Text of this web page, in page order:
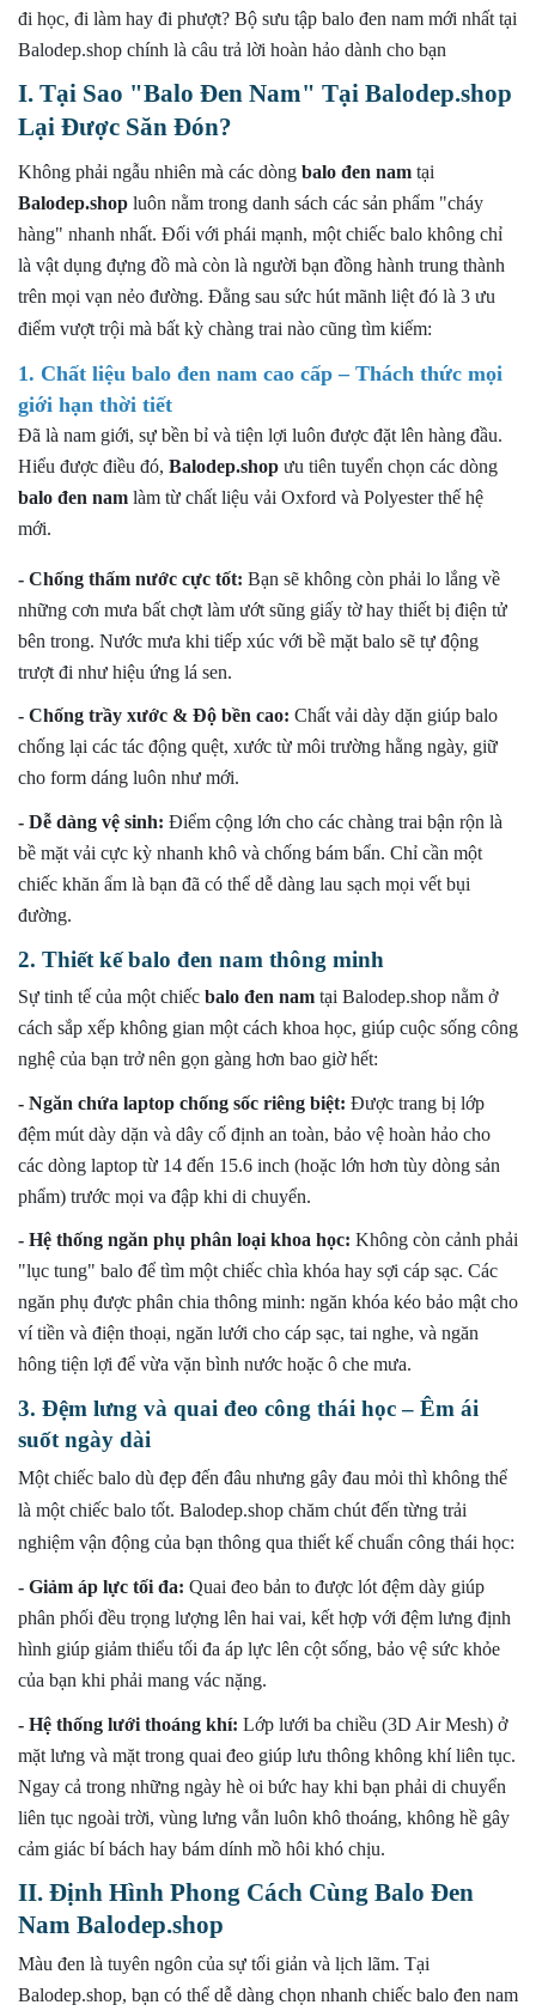
3. Đệm lưng và quai đeo công thái học – Êm ái suốt
không thể là một chiếc balo tốt. Balodep.shop chăm
chút đến từng trải nghiệm vận động của bạn thông qua
thiết kế chuẩn công thái học:
II. Định Hình Phong Cách Cùng Balo Đen Nam
Balodep.shop
III. Điểm Danh Các Mẫu Balo Đen Nam "Hot Trend" Bán
Chạy Nhất Tại Balodep.shop
1. Balo Laptop Cao Cấp Xbags Prime X XB2009
2. Balo Du Lịch Xbags DarkBear XB1202
3. Balo Du Lịch Loại Lớn Xbags Travel Đen XB 1002
4. Balo Du Lịch Phượt Cá Tính Xbags Hike XB 1003
IV. Uy Tín Và Cam Kết Vàng Từ Thương Hiệu
Balodep.shop
1. Chất lượng chuẩn mực – Tinh tế đến từng chi tiết nhỏ
V. Đặt Balo Đen Nam Ngay Để Nhận Ưu Đãi Khủng!
+ Mua lẻ hoặc làm Nhà phân phối/Đại lý bán hàng nhãn
hiệu TN Bags & Xbags:
[Hỗ trợ in Logo/thông tin khách hàng lên Sản phẩm chỉ từ
5 cái]
+ May Balo–Túi xách–Đồng phục theo yêu cầu:
đi học, đi làm hay đi phượt? Bộ sưu tập balo đen nam mới nhất tại
Balodep.shop chính là câu trả lời hoàn hảo dành cho bạn
I. Tại Sao "Balo Đen Nam" Tại Balodep.shop
Lại Được Săn Đón?
Không phải ngẫu nhiên mà các dòng balo đen nam tại
Balodep.shop luôn nằm trong danh sách các sản phẩm "cháy
hàng" nhanh nhất. Đối với phái mạnh, một chiếc balo không chỉ
là vật dụng đựng đồ mà còn là người bạn đồng hành trung thành
trên mọi vạn nẻo đường. Đằng sau sức hút mãnh liệt đó là 3 ưu
điểm vượt trội mà bất kỳ chàng trai nào cũng tìm kiếm:
1. Chất liệu balo đen nam cao cấp – Thách thức mọi
giới hạn thời tiết
Đã là nam giới, sự bền bỉ và tiện lợi luôn được đặt lên hàng đầu.
Hiểu được điều đó, Balodep.shop ưu tiên tuyển chọn các dòng
balo đen nam làm từ chất liệu vải Oxford và Polyester thế hệ
mới.
- Chống thấm nước cực tốt: Bạn sẽ không còn phải lo lắng về
những cơn mưa bất chợt làm ướt sũng giấy tờ hay thiết bị điện tử
bên trong. Nước mưa khi tiếp xúc với bề mặt balo sẽ tự động
trượt đi như hiệu ứng lá sen.
- Chống trầy xước & Độ bền cao: Chất vải dày dặn giúp balo
chống lại các tác động quệt, xước từ môi trường hằng ngày, giữ
cho form dáng luôn như mới.
- Dễ dàng vệ sinh: Điểm cộng lớn cho các chàng trai bận rộn là
bề mặt vải cực kỳ nhanh khô và chống bám bẩn. Chỉ cần một
chiếc khăn ẩm là bạn đã có thể dễ dàng lau sạch mọi vết bụi
đường.
2. Thiết kế balo đen nam thông minh
Sự tinh tế của một chiếc balo đen nam tại Balodep.shop nằm ở
cách sắp xếp không gian một cách khoa học, giúp cuộc sống công
nghệ của bạn trở nên gọn gàng hơn bao giờ hết:
- Ngăn chứa laptop chống sốc riêng biệt: Được trang bị lớp
đệm mút dày dặn và dây cố định an toàn, bảo vệ hoàn hảo cho
các dòng laptop từ 14 đến 15.6 inch (hoặc lớn hơn tùy dòng sản
phẩm) trước mọi va đập khi di chuyển.
- Hệ thống ngăn phụ phân loại khoa học: Không còn cảnh phải
"lục tung" balo để tìm một chiếc chìa khóa hay sợi cáp sạc. Các
ngăn phụ được phân chia thông minh: ngăn khóa kéo bảo mật cho
ví tiền và điện thoại, ngăn lưới cho cáp sạc, tai nghe, và ngăn
hông tiện lợi để vừa vặn bình nước hoặc ô che mưa.
3. Đệm lưng và quai đeo công thái học – Êm ái
suốt ngày dài
Một chiếc balo dù đẹp đến đâu nhưng gây đau mỏi thì không thể
là một chiếc balo tốt. Balodep.shop chăm chút đến từng trải
nghiệm vận động của bạn thông qua thiết kế chuẩn công thái học:
- Giảm áp lực tối đa: Quai đeo bản to được lót đệm dày giúp
phân phối đều trọng lượng lên hai vai, kết hợp với đệm lưng định
hình giúp giảm thiểu tối đa áp lực lên cột sống, bảo vệ sức khỏe
của bạn khi phải mang vác nặng.
- Hệ thống lưới thoáng khí: Lớp lưới ba chiều (3D Air Mesh) ở
mặt lưng và mặt trong quai đeo giúp lưu thông không khí liên tục.
Ngay cả trong những ngày hè oi bức hay khi bạn phải di chuyển
liên tục ngoài trời, vùng lưng vẫn luôn khô thoáng, không hề gây
cảm giác bí bách hay bám dính mồ hôi khó chịu.
II. Định Hình Phong Cách Cùng Balo Đen
Nam Balodep.shop
Màu đen là tuyên ngôn của sự tối giản và lịch lãm. Tại
Balodep.shop, bạn có thể dễ dàng chọn nhanh chiếc balo đen nam